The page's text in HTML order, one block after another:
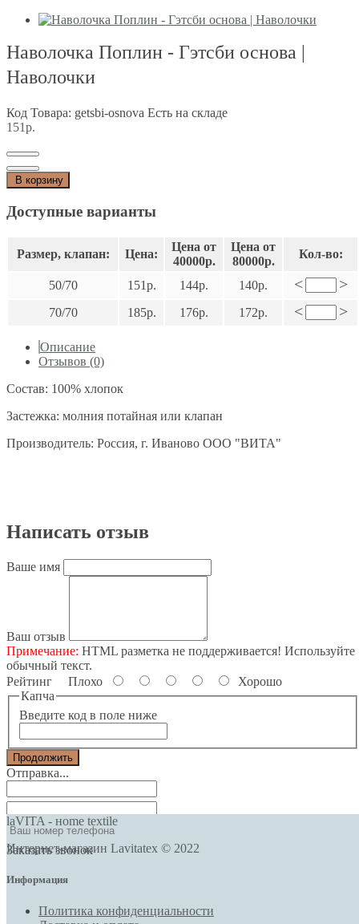
Наволочка Поплин - Гэтсби основа |
Наволочки
Код Товара: getsbi-osnova Есть на складе
151р.
В корзину
Доступные варианты
Размер, клапан: Цена:
Цена от
40000р.
Цена от
80000р.
Кол-во:
50/70 151р. 144р. 140р. < >
70/70 185р. 176р. 172р. < >
Описание
Отзывов (0)
Состав: 100% хлопок
Застежка: молния потайная или клапан
Производитель: Россия, г. Иваново ООО "ВИТА"
Написать отзыв
Ваше имя
Ваш отзыв
Примечание: HTML разметка не поддерживается! Используйте
обычный текст.
Рейтинг Плохо
Хорошо
Капча
Введите код в поле ниже
Продолжить
Отправка...
Заказать звонок
laVITA - нome textile
Интернет-магазин Lavitatex © 2022
Информация
Политика конфиденциальности